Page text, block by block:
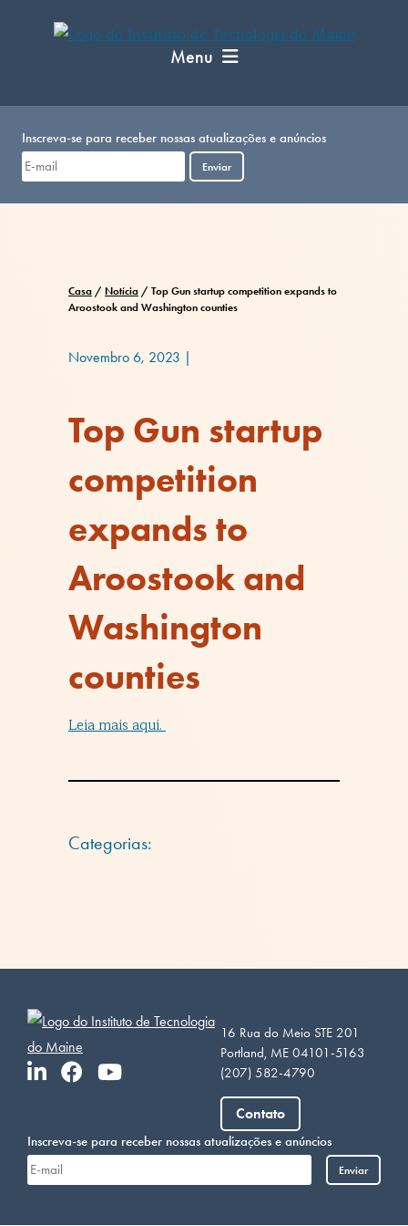
Menu
Inscreva-se para receber nossas atualizações e anúncios
Enviar
Casa / Notícia / Top Gun startup competition expands to
Aroostook and Washington counties
Novembro 6, 2023 |
Top Gun startup
competition
expands to
Aroostook and
Washington
counties
Leia mais aqui.
Categorias:
16 Rua do Meio STE 201
Portland, ME 04101-5163
(207) 582-4790
Contato
Inscreva-se para receber nossas atualizações e anúncios
Enviar
Arabic
Somali
Vietnamese